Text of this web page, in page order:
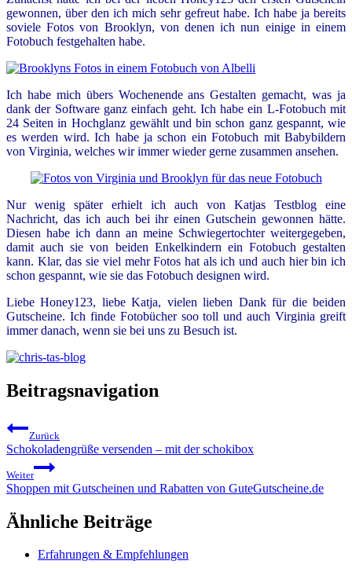
gewonnen, über den ich mich sehr gefreut habe. Ich habe ja bereits
soviele Fotos von Brooklyn, von denen ich nun einige in einem
Fotobuch festgehalten habe.
Ich habe mich übers Wochenende ans Gestalten gemacht, was ja
dank der Software ganz einfach geht. Ich habe ein L-Fotobuch mit
24 Seiten in Hochglanz gewählt und bin schon ganz gespannt, wie
es werden wird. Ich habe ja schon ein Fotobuch mit Babybildern
von Virginia, welches wir immer wieder gerne zusammen ansehen.
Nur wenig später erhielt ich auch von Katjas Testblog eine
Nachricht, das ich auch bei ihr einen Gutschein gewonnen hätte.
Diesen habe ich dann an meine Schwiegertochter weitergegeben,
damit auch sie von beiden Enkelkindern ein Fotobuch gestalten
kann. Klar, das sie viel mehr Fotos hat als ich und auch hier bin ich
schon gespannt, wie sie das Fotobuch designen wird.
Liebe Honey123, liebe Katja, vielen lieben Dank für die beiden
Gutscheine. Ich finde Fotobücher soo toll und auch Virginia greift
immer danach, wenn sie bei uns zu Besuch ist.
Beitragsnavigation
Zurück
Schokoladengrüße versenden – mit der schokibox
Weiter
Shoppen mit Gutscheinen und Rabatten von GuteGutscheine.de
Ähnliche Beiträge
Erfahrungen & Empfehlungen